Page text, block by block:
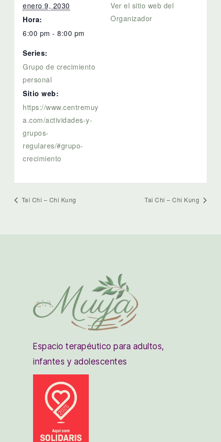
enero 9, 2030
Hora:
6:00 pm - 8:00 pm
Series:
Grupo de crecimiento
personal
Sitio web:
https://www.centremuy
a.com/actividades-y-
grupos-
regulares/#grupo-
crecimiento
Ver el sitio web del
Organizador
Tai Chi – Chi Kung Tai Chi – Chi Kung
Espacio terapéutico para adultos,
infantes y adolescentes